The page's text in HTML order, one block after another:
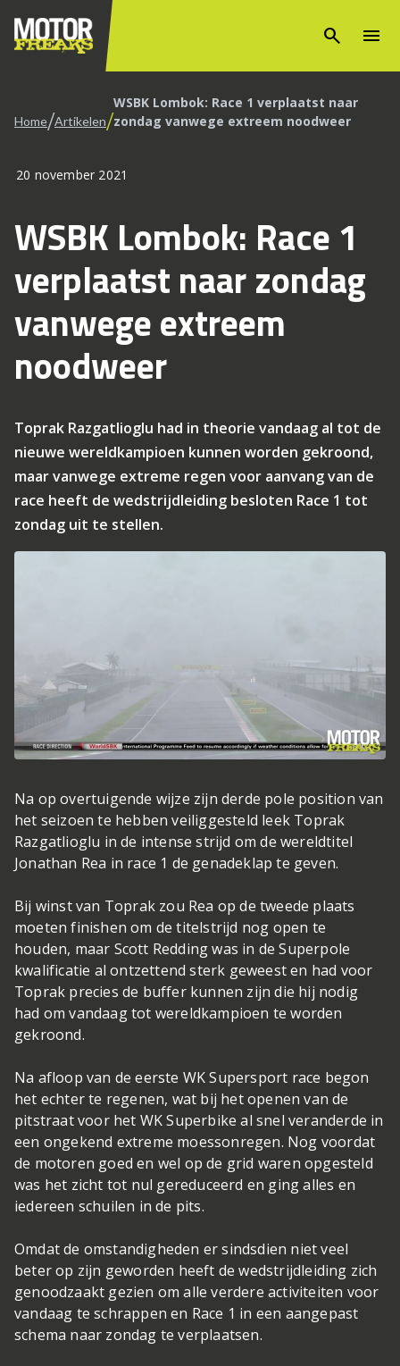
search menu
Home/Artikelen/WSBK Lombok: Race 1 verplaatst naar
zondag vanwege extreem noodweer
20 november 2021
WSBK Lombok: Race 1
verplaatst naar zondag
vanwege extreem
noodweer
Toprak Razgatlioglu had in theorie vandaag al tot de
nieuwe wereldkampioen kunnen worden gekroond,
maar vanwege extreme regen voor aanvang van de
race heeft de wedstrijdleiding besloten Race 1 tot
zondag uit te stellen.
Na op overtuigende wijze zijn derde pole position van
het seizoen te hebben veiliggesteld leek Toprak
Razgatlioglu in de intense strijd om de wereldtitel
Jonathan Rea in race 1 de genadeklap te geven.
Bij winst van Toprak zou Rea op de tweede plaats
moeten finishen om de titelstrijd nog open te
houden, maar Scott Redding was in de Superpole
kwalificatie al ontzettend sterk geweest en had voor
Toprak precies de buffer kunnen zijn die hij nodig
had om vandaag tot wereldkampioen te worden
gekroond.
Na afloop van de eerste WK Supersport race begon
het echter te regenen, wat bij het openen van de
pitstraat voor het WK Superbike al snel veranderde in
een ongekend extreme moessonregen. Nog voordat
de motoren goed en wel op de grid waren opgesteld
was het zicht tot nul gereduceerd en ging alles en
iedereen schuilen in de pits.
Omdat de omstandigheden er sindsdien niet veel
beter op zijn geworden heeft de wedstrijdleiding zich
genoodzaakt gezien om alle verdere activiteiten voor
vandaag te schrappen en Race 1 in een aangepast
schema naar zondag te verplaatsen.